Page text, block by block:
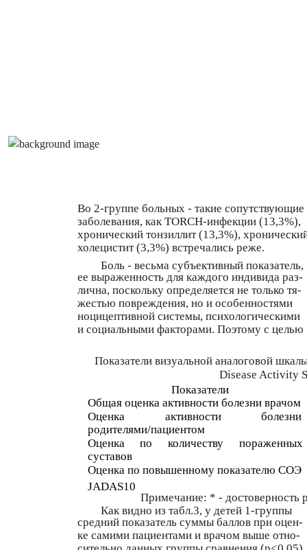
Во 2-группе больных - такие сопутствующие
заболевания, как TORCH-инфекции (13,3%),
хронический тонзиллит (13,3%),
холецистит (3,3%) встречались реже.
Боль - весьма субъективный показатель,
ее выраженность для каждого индивида раз-
лична, поскольку определяется не только тя-
жестью повреждения, но и особенностями
ноцицептивной системы, психологическими
и социальными факторами. Поэтому с целью
Показатели визуальной аналоговой
Disease Activity
Показатели
Общая оценка активности болезни врачом
Оценка
активности
болезни
родителями/пациентом
Оценка
по количеству
пораженных
суставов
Оценка по повышенному показателю СОЭ
JADAS10
Примечание: * - достоверность
Как видно из табл.3, у детей 1-группы
средний показатель суммы баллов при оцен-
ке самими пациентами и врачом выше отно-